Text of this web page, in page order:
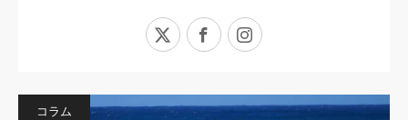
Facebook
コラム